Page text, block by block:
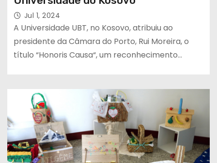
Jul 1, 2024
A Universidade UBT, no Kosovo, atribuiu ao
presidente da Câmara do Porto, Rui Moreira, o
título “Honoris Causa“, um reconhecimento…